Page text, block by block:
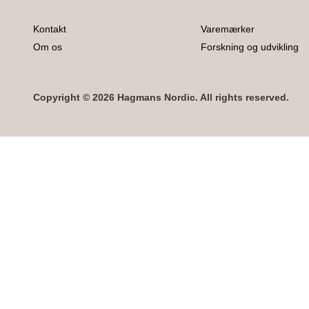
Kontakt Varemærker
Om os
Forskning og udvikling
Copyright © 2026 Hagmans Nordic. All rights reserved.